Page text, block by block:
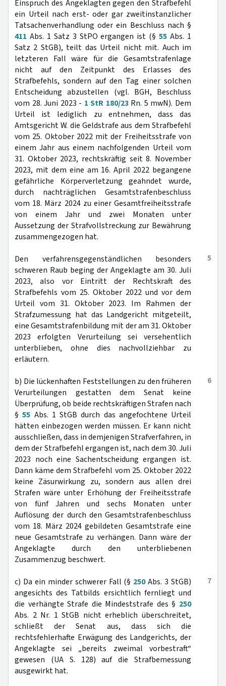
Einspruch des Angeklagten gegen den Strafbefehl
ein Urteil nach erst- oder gar zweitinstanzlicher
Tatsachenverhandlung oder ein Beschluss nach §
411 Abs. 1 Satz 3 StPO ergangen ist (§55 Abs. 1
Satz 2 StGB), teilt das Urteil nicht mit. Auch im
letzteren Fall wäre für die Gesamtstrafenlage
nicht auf den Zeitpunkt des Erlasses des
Strafbefehls, sondern auf den Tag einer solchen
Entscheidung abzustellen (vgl. BGH, Beschluss
vom 28. Juni 2023 - 1 StR 180/23Rn. 5 mwN). Dem
Urteil ist lediglich zu entnehmen, dass das
Amtsgericht W. die Geldstrafe aus dem Strafbefehl
vom 25. Oktober 2022 mit der Freiheitsstrafe von
einem Jahr aus einem nachfolgenden Urteil vom
31. Oktober 2023, rechtskräftig seit 8. November
2023, mit dem eine am 16. April 2022 begangene
gefährliche Körperverletzung geahndet wurde,
durch nachträglichen Gesamtstrafenbeschluss
vom 18. März 2024 zu einer Gesamtfreiheitsstrafe
von einem Jahr und zwei Monaten unter
Aussetzung der Strafvollstreckung zur Bewährung
zusammengezogen hat.
5
Den verfahrensgegenständlichen besonders
schweren Raub beging der Angeklagte am 30. Juli
2023, also vor Eintritt der Rechtskraft des
Strafbefehls vom 25. Oktober 2022 und vor dem
Urteil vom 31. Oktober 2023. Im Rahmen der
Strafzumessung hat das Landgericht mitgeteilt,
eine Gesamtstrafenbildung mit der am 31. Oktober
2023 erfolgten Verurteilung sei versehentlich
unterblieben, ohne dies nachvollziehbar zu
erläutern.
6
b) Die lückenhaften Feststellungen zu den früheren
Verurteilungen gestatten dem Senat keine
Überprüfung, ob beide rechtskräftigen Strafen nach
§55 Abs. 1 StGB durch das angefochtene Urteil
hätten einbezogen werden müssen. Er kann nicht
ausschließen, dass in demjenigen Strafverfahren, in
dem der Strafbefehl ergangen ist, nach dem 30. Juli
2023 noch eine Sachentscheidung ergangen ist.
Dann käme dem Strafbefehl vom 25. Oktober 2022
keine Zäsurwirkung zu, sondern aus allen drei
Strafen wäre unter Erhöhung der Freiheitsstrafe
von fünf Jahren und sechs Monaten unter
Auflösung der durch den Gesamtstrafenbeschluss
vom 18. März 2024 gebildeten Gesamtstrafe eine
neue Gesamtstrafe zu verhängen. Dann wäre der
Angeklagte durch den unterbliebenen
Zusammenzug beschwert.
7
c) Da ein minder schwerer Fall (§ 250Abs. 3 StGB)
angesichts des Tatbilds ersichtlich fernliegt und
die verhängte Strafe die Mindeststrafe des § 250
Abs. 2 Nr. 1 StGB nicht erheblich überschreitet,
schließt der Senat aus, dass sich die
rechtsfehlerhafte Erwägung des Landgerichts, der
Angeklagte sei „bereits zweimal vorbestraft“
gewesen (UA S. 128) auf die Strafbemessung
ausgewirkt hat.